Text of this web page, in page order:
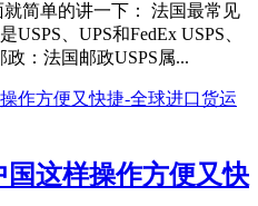
简单的讲一下： 法国最常见
、UPS和FedEx USPS、
政：法国邮政USPS属...
这样操作方便又快